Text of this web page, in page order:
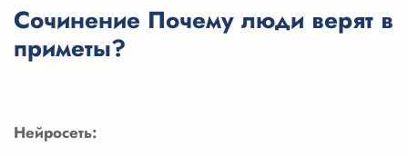
Вход
Вход с Telegram
Сочинение Почему люди верят в
приметы?
Нейросеть: